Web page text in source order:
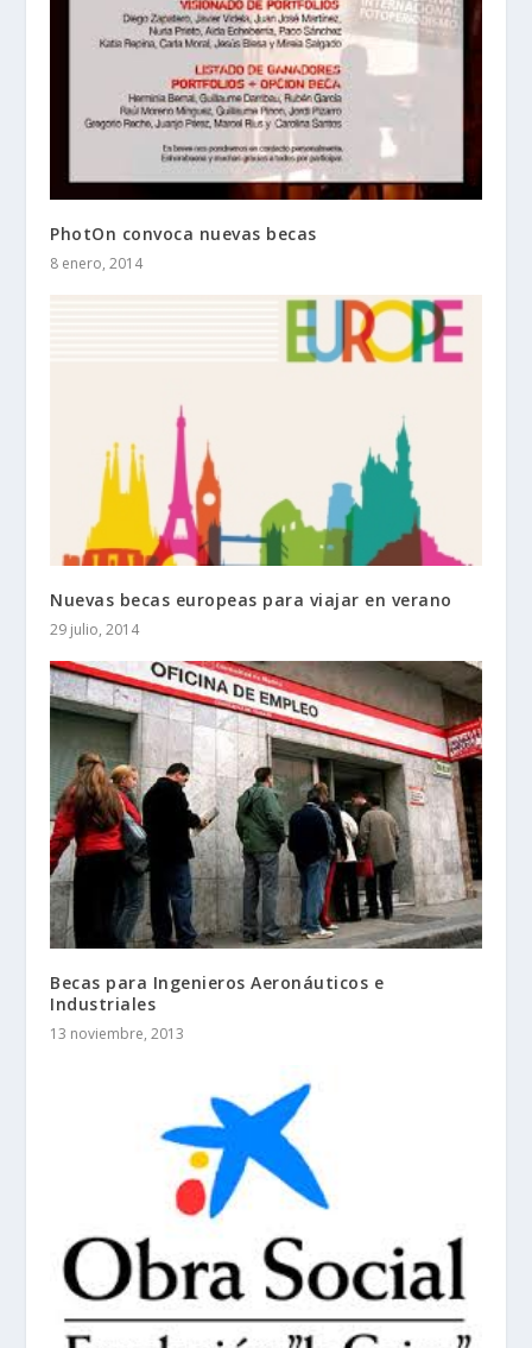
PhotOn convoca nuevas becas
8 enero, 2014
Nuevas becas europeas para viajar en verano
29 julio, 2014
Becas para Ingenieros Aeronáuticos e
Industriales
13 noviembre, 2013